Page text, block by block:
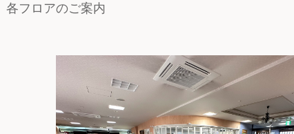
各フロアのご案内